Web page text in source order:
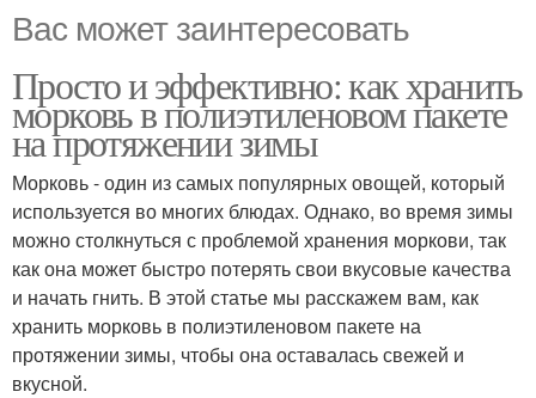
Вас может заинтересовать
Просто и эффективно: как хранить
морковь в полиэтиленовом пакете
на протяжении зимы
Морковь - один из самых популярных овощей, который
используется во многих блюдах. Однако, во время зимы
можно столкнуться с проблемой хранения моркови, так
как она может быстро потерять свои вкусовые качества
и начать гнить. В этой статье мы расскажем вам, как
хранить морковь в полиэтиленовом пакете на
протяжении зимы, чтобы она оставалась свежей и
вкусной.